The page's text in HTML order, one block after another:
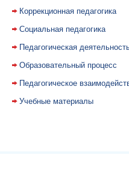
Коррекционная педагогика
Социальная педагогика
Педагогическая
Образовательный процесс
Педагогическое
Учебные материалы